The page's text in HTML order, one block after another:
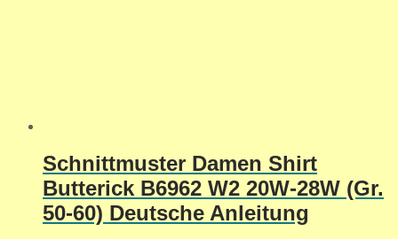
Schnittmuster Damen Shirt
Butterick B6962 W2 20W-28W (Gr.
50-60) Deutsche Anleitung